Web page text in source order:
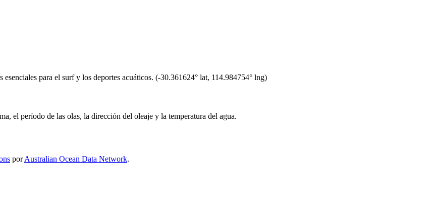
para el surf y los deportes acuáticos. (-30.361624° lat, 114.984754° lng)
el período de las olas, la dirección del oleaje y la temperatura del agua.
por Australian Ocean Data Network.